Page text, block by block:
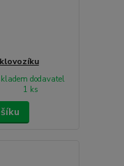
dodavatel
1 ks